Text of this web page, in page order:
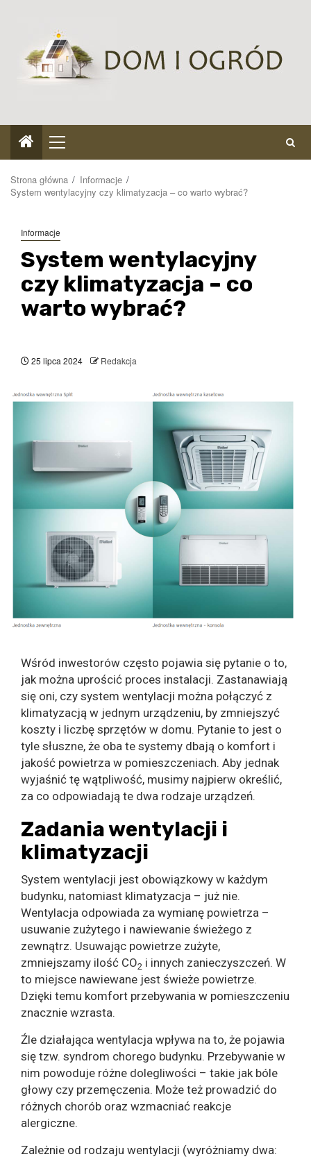
Menu
główne
Strona główna
Informacje
System wentylacyjny czy klimatyzacja – co warto wybrać?
Informacje
System wentylacyjny
czy klimatyzacja – co
warto wybrać?
25 lipca 2024 Redakcja
Wśród inwestorów często pojawia się pytanie o to,
jak można uprościć proces instalacji. Zastanawiają
się oni, czy system wentylacji można połączyć z
klimatyzacją w jednym urządzeniu, by zmniejszyć
koszty i liczbę sprzętów w domu. Pytanie to jest o
tyle słuszne, że oba te systemy dbają o komfort i
jakość powietrza w pomieszczeniach. Aby jednak
wyjaśnić tę wątpliwość, musimy najpierw określić,
za co odpowiadają te dwa rodzaje urządzeń.
Zadania wentylacji i
klimatyzacji
System wentylacji jest obowiązkowy w każdym
budynku, natomiast klimatyzacja – już nie.
Wentylacja odpowiada za wymianę powietrza –
usuwanie zużytego i nawiewanie świeżego z
zewnątrz. Usuwając powietrze zużyte,
zmniejszamy ilość CO2 i innych zanieczyszczeń. W
to miejsce nawiewane jest świeże powietrze.
Dzięki temu komfort przebywania w pomieszczeniu
znacznie wzrasta.
Źle działająca wentylacja wpływa na to, że pojawia
się tzw. syndrom chorego budynku. Przebywanie w
nim powoduje różne dolegliwości – takie jak bóle
głowy czy przemęczenia. Może też prowadzić do
różnych chorób oraz wzmacniać reakcje
alergiczne.
Zależnie od rodzaju wentylacji (wyróżniamy dwa: